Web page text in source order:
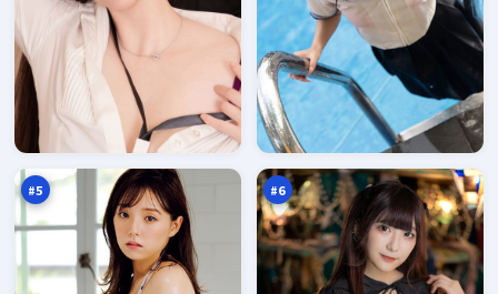
#5
极
雾
97
万
#6
热
血
信
号
塔
96
万